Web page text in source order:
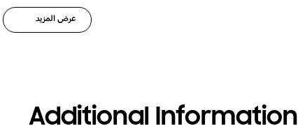
عرض المزيد
Additional Information